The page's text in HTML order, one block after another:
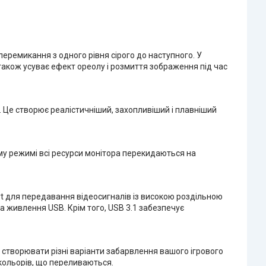
з одного рівня сірого до наступного. У
усуває ефект ореолу і розмиття зображення під час
створює реалістичніший, захопливіший і плавніший
режимі всі ресурси монітора перекидаються на
передавання відеосигналів із високою роздільною
USB. Крім того, USB 3.1 забезпечує
різні варіанти забарвлення вашого ігрового
що переливаються.